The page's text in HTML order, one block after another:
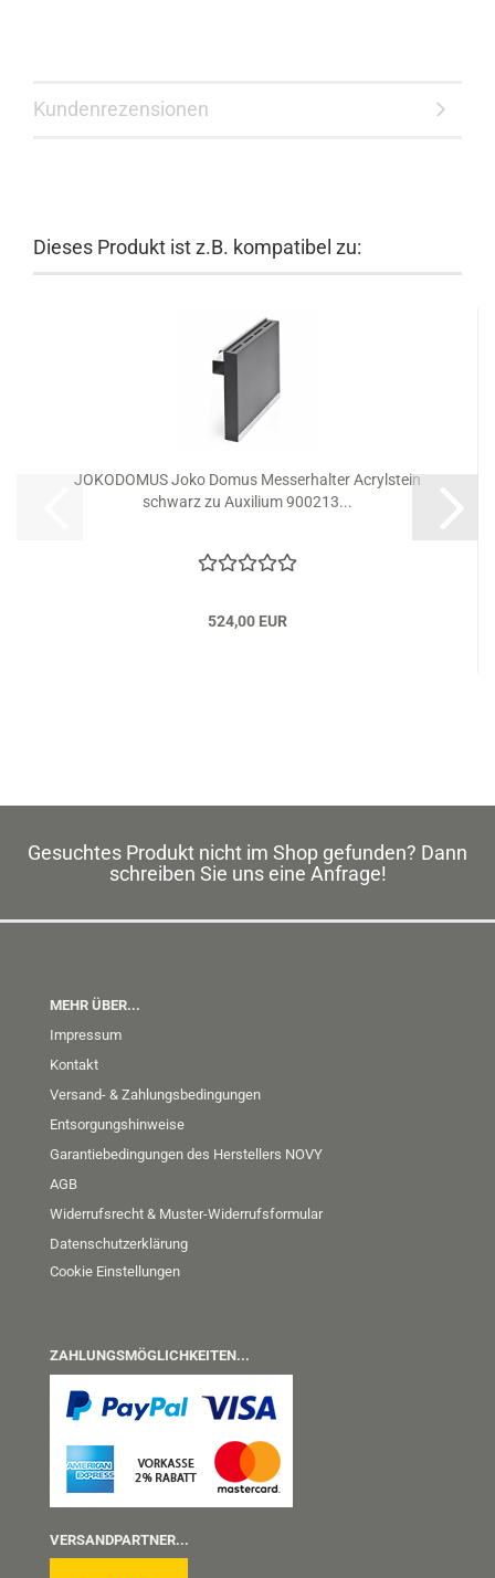
Kundenrezensionen
Dieses Produkt ist z.B. kompatibel zu:
JOKODOMUS Joko Domus Messerhalter Acrylstein
schwarz zu Auxilium 900213...
524,00 EUR
Gesuchtes Produkt nicht im Shop gefunden? Dann
schreiben Sie uns eine Anfrage!
MEHR ÜBER...
Impressum
Kontakt
Versand- & Zahlungsbedingungen
Entsorgungshinweise
Garantiebedingungen des Herstellers NOVY
AGB
Widerrufsrecht & Muster-Widerrufsformular
Datenschutzerklärung
Cookie Einstellungen
ZAHLUNGSMÖGLICHKEITEN...
VERSANDPARTNER...